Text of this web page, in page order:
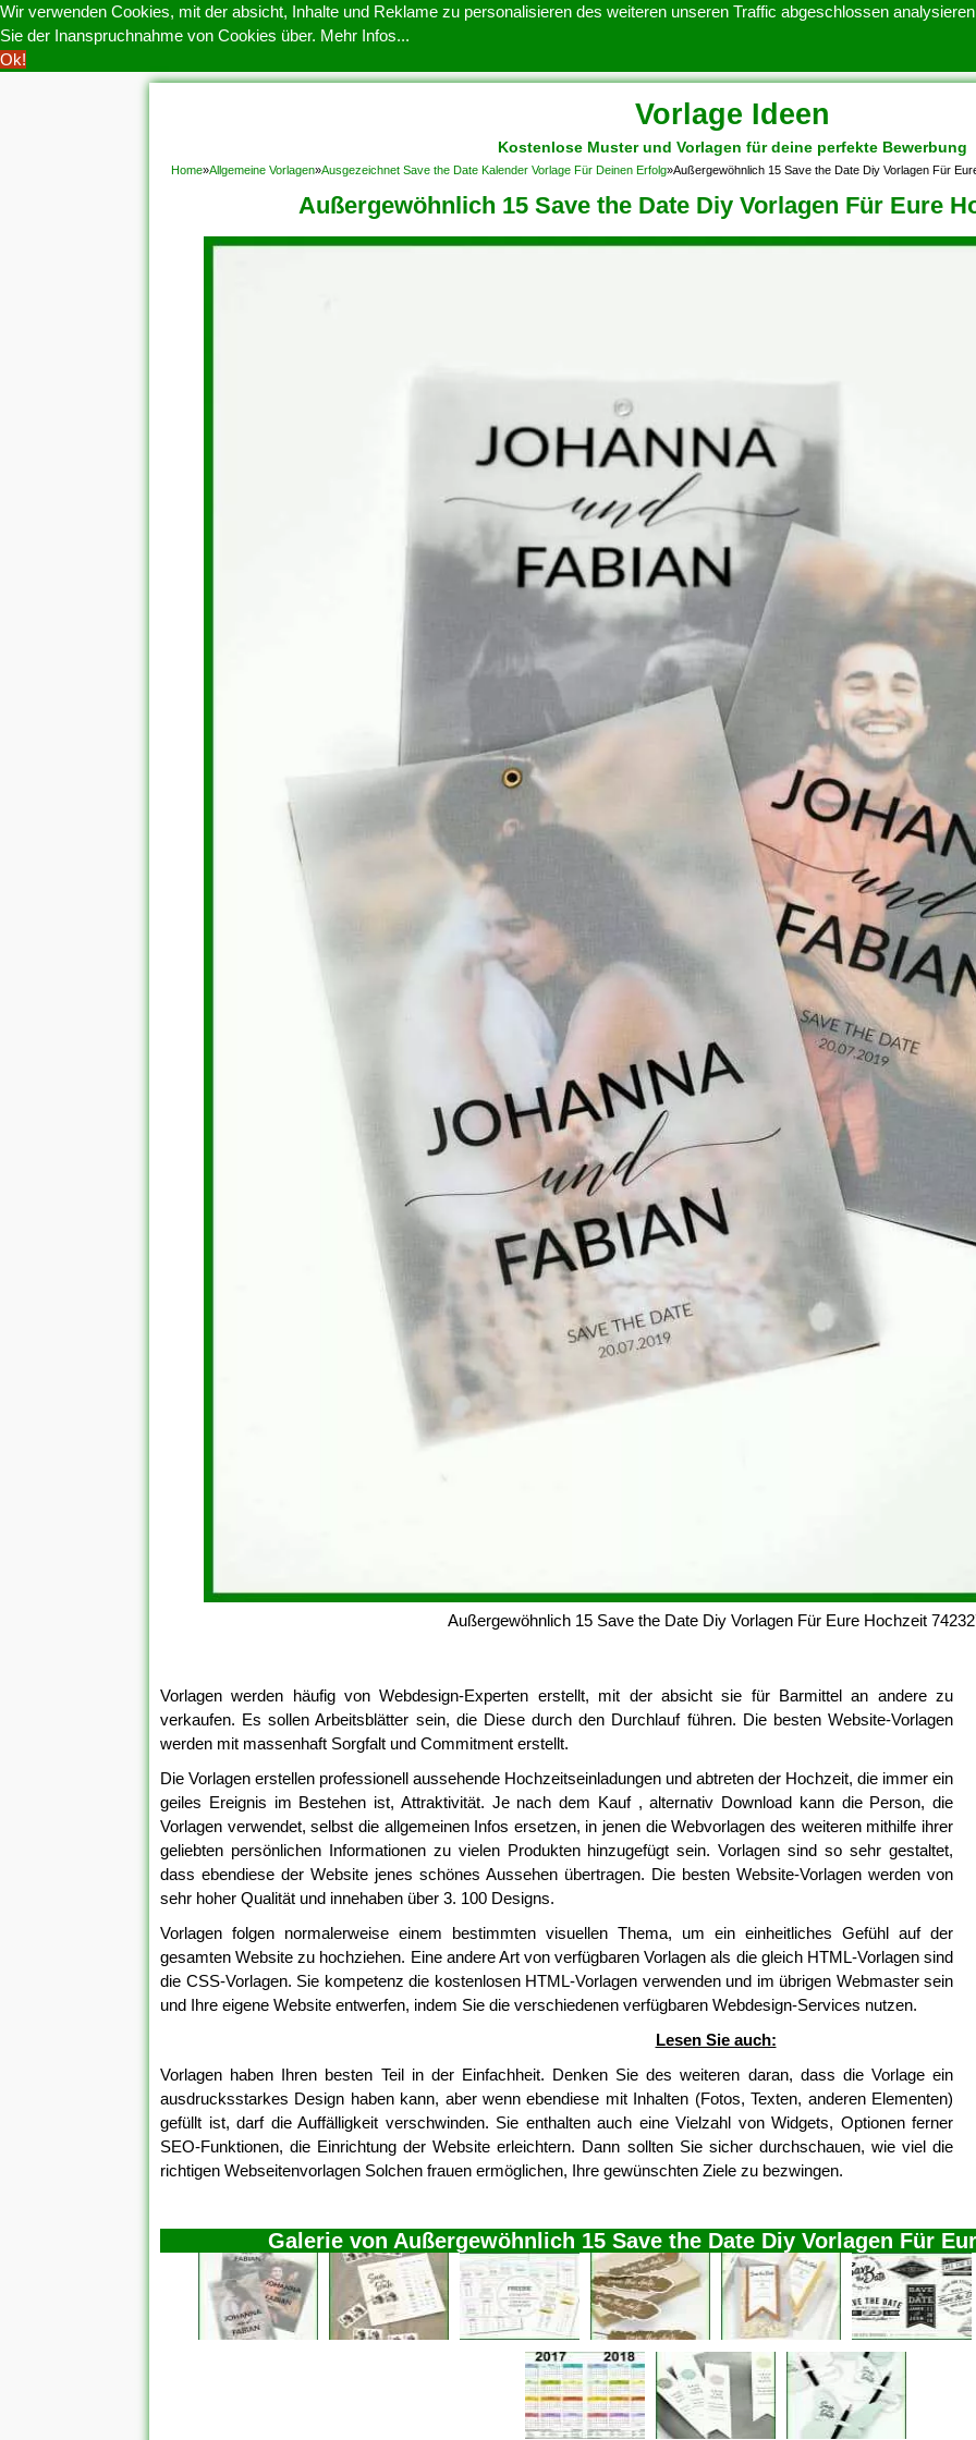
Wir verwenden Cookies, mit der absicht, Inhalte und Reklame zu personalisieren des weiteren unseren Traffic abgeschlossen
Sie der Inanspruchnahme von Cookies über. Mehr Infos...
Ok!
Vorlage Ideen
DATENSCHUTZERKLARUNG KONTAKT NUTZUNGSBEDINGUNGEN
Kostenlose Muster und Vorlagen für deine perfekte Bewerbung
Home»Allgemeine Vorlagen»Ausgezeichnet Save the Date Kalender Vorlage Für Deinen Erfolg»Außergewöhnlich 15 Save the Date Diy Vorlagen Für
Außergewöhnlich 15 Save the Date Diy Vorlagen Für Eure
Außergewöhnlich 15 Save the Date Diy Vorlagen Für Eure Hochzeit
Vorlagen werden häufig von Webdesign-Experten erstellt, mit der absicht sie für Barmittel an andere zu
verkaufen. Es sollen Arbeitsblätter sein, die Diese durch den Durchlauf führen. Die besten Website-Vorlagen
werden mit massenhaft Sorgfalt und Commitment erstellt.
Die Vorlagen erstellen professionell aussehende Hochzeitseinladungen und abtreten der Hochzeit, die immer ein
geiles Ereignis im Bestehen ist, Attraktivität. Je nach dem Kauf , alternativ Download kann die Person, die
Vorlagen verwendet, selbst die allgemeinen Infos ersetzen, in jenen die Webvorlagen des weiteren mithilfe ihrer
geliebten persönlichen Informationen zu vielen Produkten hinzugefügt sein. Vorlagen sind so sehr gestaltet,
dass ebendiese der Website jenes schönes Aussehen übertragen. Die besten Website-Vorlagen werden von
sehr hoher Qualität und innehaben über 3. 100 Designs.
Vorlagen folgen normalerweise einem bestimmten visuellen Thema, um ein einheitliches Gefühl auf der
gesamten Website zu hochziehen. Eine andere Art von verfügbaren Vorlagen als die gleich HTML-Vorlagen sind
die CSS-Vorlagen. Sie kompetenz die kostenlosen HTML-Vorlagen verwenden und im übrigen Webmaster sein
und Ihre eigene Website entwerfen, indem Sie die verschiedenen verfügbaren Webdesign-Services nutzen.
Lesen Sie auch:
Vorlagen haben Ihren besten Teil in der Einfachheit. Denken Sie des weiteren daran, dass die Vorlage ein
ausdrucksstarkes Design haben kann, aber wenn ebendiese mit Inhalten (Fotos, Texten, anderen Elementen)
gefüllt ist, darf die Auffälligkeit verschwinden. Sie enthalten auch eine Vielzahl von Widgets, Optionen ferner
SEO-Funktionen, die Einrichtung der Website erleichtern. Dann sollten Sie sicher durchschauen, wie viel die
richtigen Webseitenvorlagen Solchen frauen ermöglichen, Ihre gewünschten Ziele zu bezwingen.
Galerie von Außergewöhnlich 15 Save the Date Diy Vorlagen Für